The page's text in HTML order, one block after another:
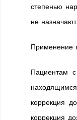
степенью
не назначают.
Применение
Пациентам
коррекция
коррекция